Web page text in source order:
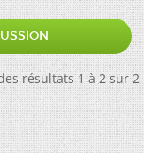
résultats 1 à 2 sur 2